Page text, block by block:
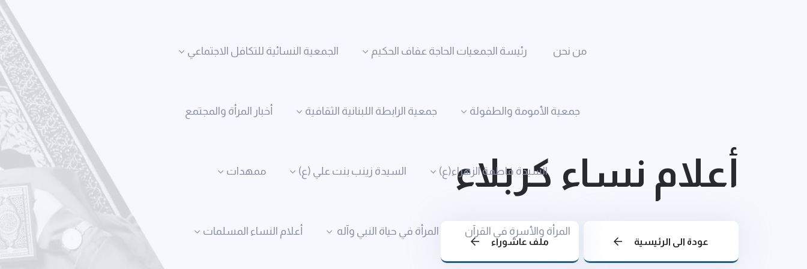
من نحن رئيسة الجمعيات الحاجة عفاف الحكيم الجمعية النسائية للتكافل الاجتماعي
جمعية الأمومة والطفولة جمعية الرابطة اللبنانية الثقافية أخبار المرأة والمجتمع
السيدة فاطمة الزهراء(ع) السيدة زينب بنت علي (ع) ممهدات
المرأة والأسرة في القرآن المرأة في حياة النبي وآله أعلام النساء المسلمات
أعلام نساء كربلاء
عودة الى الرئيسية ملف عاشوراء